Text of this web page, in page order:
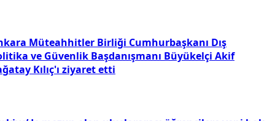
Müteahhitler Birliği Cumhurbaşkanı Dış
ve Güvenlik Başdanışmanı Büyükelçi Akif
Kılıç'ı ziyaret etti